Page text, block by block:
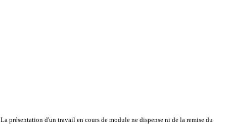
La présentation d'un travail en cours de module ne dispense ni de la remise du